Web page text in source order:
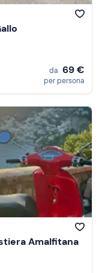
da 69 €
per persona
Amalfitana